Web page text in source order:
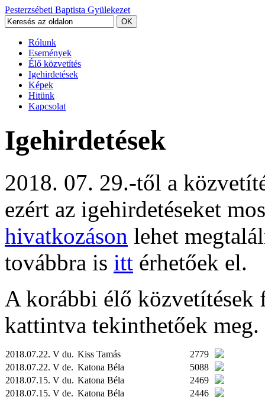
Pesterzsébeti Baptista Gyülekezet
Rólunk
Események
Élő közvetítés
Igehirdetések
Képek
Hitünk
Kapcsolat
Igehirdetések
2018. 07. 29.-től a
ezért az igehirdetéseket
hivatkozáson lehet
továbbra is itt érhetőek el.
A korábbi élő közvetítések
kattintva tekinthetőek meg.
2018.07.22. V du. Kiss Tamás
2779
2018.07.22. V de. Katona Béla
5088
2018.07.15. V du. Katona Béla
2469
2018.07.15. V de. Katona Béla
2446